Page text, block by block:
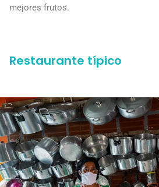
mejores frutos.
Restaurante típico